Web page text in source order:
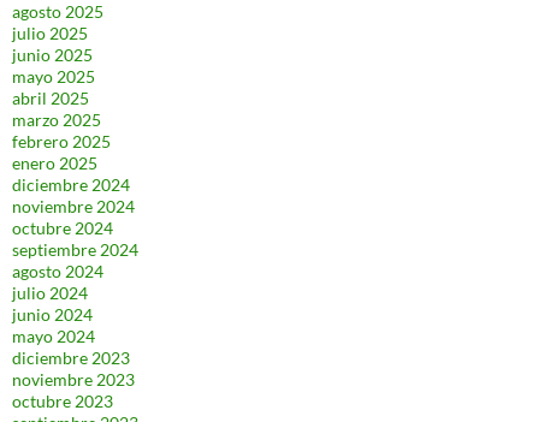
agosto 2025
julio 2025
junio 2025
mayo 2025
abril 2025
marzo 2025
febrero 2025
enero 2025
diciembre 2024
noviembre 2024
octubre 2024
septiembre 2024
agosto 2024
julio 2024
junio 2024
mayo 2024
diciembre 2023
noviembre 2023
octubre 2023